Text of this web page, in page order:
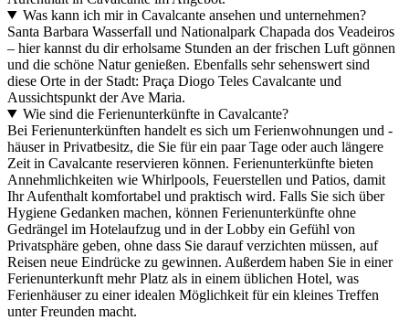
Was kann ich mir in Cavalcante ansehen und unternehmen?
Santa Barbara Wasserfall und Nationalpark Chapada dos Veadeiros
– hier kannst du dir erholsame Stunden an der frischen Luft gönnen
und die schöne Natur genießen. Ebenfalls sehr sehenswert sind
diese Orte in der Stadt: Praça Diogo Teles Cavalcante und
Aussichtspunkt der Ave Maria.
Wie sind die Ferienunterkünfte in Cavalcante?
Bei Ferienunterkünften handelt es sich um Ferienwohnungen und -
häuser in Privatbesitz, die Sie für ein paar Tage oder auch längere
Zeit in Cavalcante reservieren können. Ferienunterkünfte bieten
Annehmlichkeiten wie Whirlpools, Feuerstellen und Patios, damit
Ihr Aufenthalt komfortabel und praktisch wird. Falls Sie sich über
Hygiene Gedanken machen, können Ferienunterkünfte ohne
Gedrängel im Hotelaufzug und in der Lobby ein Gefühl von
Privatsphäre geben, ohne dass Sie darauf verzichten müssen, auf
Reisen neue Eindrücke zu gewinnen. Außerdem haben Sie in einer
Ferienunterkunft mehr Platz als in einem üblichen Hotel, was
Ferienhäuser zu einer idealen Möglichkeit für ein kleines Treffen
unter Freunden macht.